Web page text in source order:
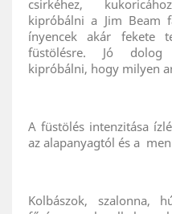
csirkéhez,
kipróbálni a Jim Beam
ínyencek akár fekete
füstölésre. Jó dolog
kipróbálni, hogy milyen
A füstölés intenzitása
az alapanyagtól és a
Kolbászok, szalonna,